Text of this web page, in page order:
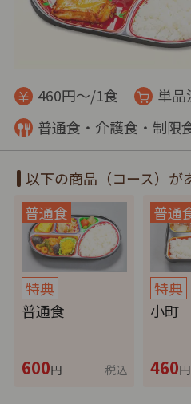
460円～/1食
単品
普通食・介護食・制限
以下の商品（コース）が
特典
普通食
600円 税込
特典
小町
460円